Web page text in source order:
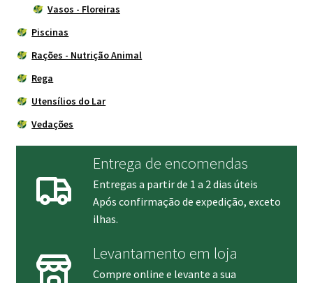
Vasos - Floreiras
Piscinas
Rações - Nutrição Animal
Rega
Utensílios do Lar
Vedações
Entrega de encomendas
Entregas a partir de 1 a 2 dias úteis
Após confirmação de expedição, exceto
ilhas.
Levantamento em loja
Compre online e levante a sua